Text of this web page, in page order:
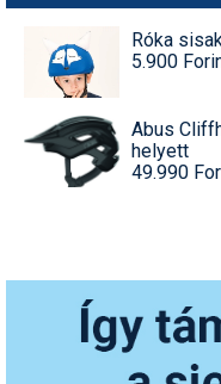
Róka
5.900
Abus
helyett
49.990